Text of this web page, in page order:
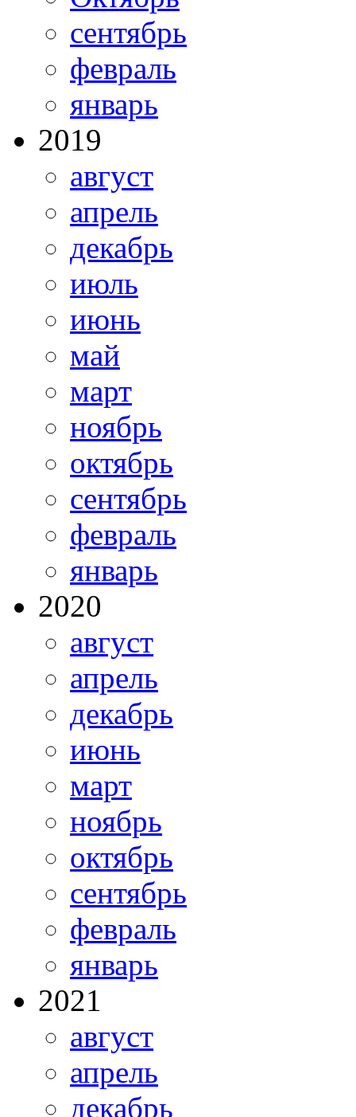
сентябрь
февраль
январь
2019
август
апрель
декабрь
июль
июнь
май
март
ноябрь
октябрь
сентябрь
февраль
январь
2020
август
апрель
декабрь
июнь
март
ноябрь
октябрь
сентябрь
февраль
январь
2021
август
апрель
декабрь